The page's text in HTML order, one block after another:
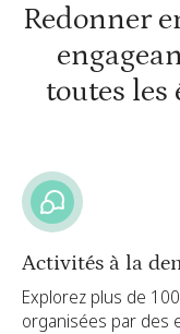
Redonner
toutes les
Activités à la
Explorez plus de
organisées par des